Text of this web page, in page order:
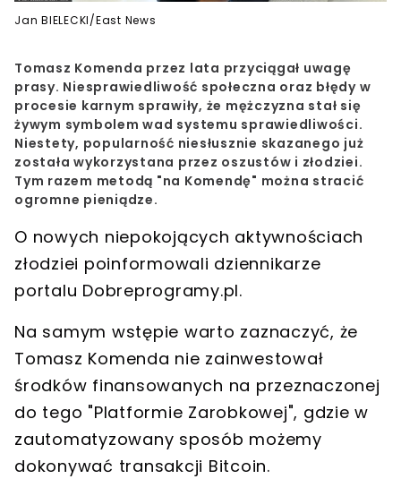
Jan BIELECKI/East News
Tomasz Komenda przez lata przyciągał uwagę
prasy. Niesprawiedliwość społeczna oraz błędy w
procesie karnym sprawiły, że mężczyzna stał się
żywym symbolem wad systemu sprawiedliwości.
Niestety, popularność niesłusznie skazanego już
została wykorzystana przez oszustów i złodziei.
Tym razem metodą "na Komendę" można stracić
ogromne pieniądze.
O nowych niepokojących aktywnościach
złodziei poinformowali dziennikarze
portalu Dobreprogramy.pl.
Na samym wstępie warto zaznaczyć, że
Tomasz Komenda nie zainwestował
środków finansowanych na przeznaczonej
do tego "Platformie Zarobkowej", gdzie w
zautomatyzowany sposób możemy
dokonywać transakcji Bitcoin.